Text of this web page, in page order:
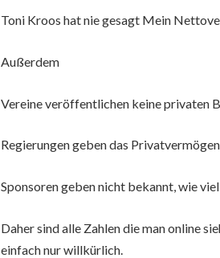
Toni Kroos hat nie gesagt Mein
Außerdem
Vereine veröffentlichen keine privaten
Regierungen geben das
Sponsoren geben nicht bekannt, wie
Daher sind alle Zahlen die man online
einfach nur willkürlich.